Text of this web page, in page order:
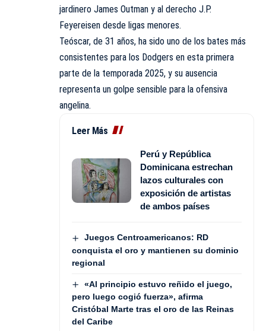
jardinero James Outman y al derecho J.P.
Feyereisen desde ligas menores.
Teóscar, de 31 años, ha sido uno de los bates más
consistentes para los Dodgers en esta primera
parte de la temporada 2025, y su ausencia
representa un golpe sensible para la ofensiva
angelina.
Leer Más
Perú y República
Dominicana estrechan
lazos culturales con
exposición de artistas
de ambos países
Juegos Centroamericanos: RD
conquista el oro y mantienen su dominio
regional
«Al principio estuvo reñido el juego,
pero luego cogió fuerza», afirma
Cristóbal Marte tras el oro de las Reinas
del Caribe